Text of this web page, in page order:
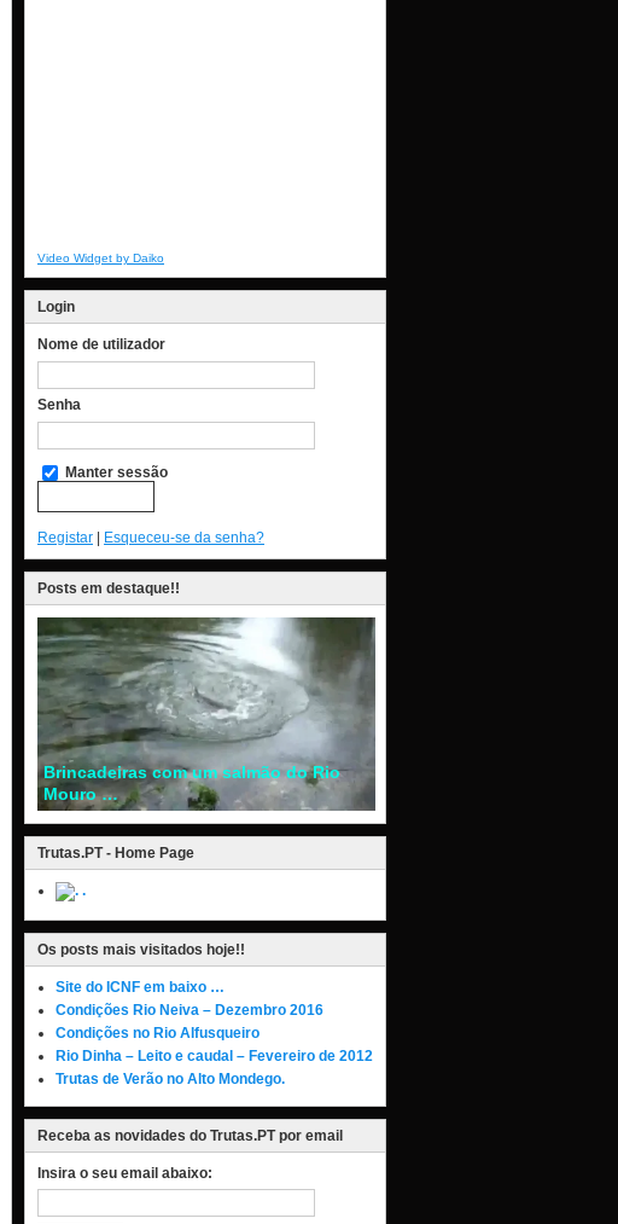
Video Widget by Daiko
Login
Nome de utilizador
Senha
Manter sessão
Registar | Esqueceu-se da senha?
Posts em destaque!!
Brincadeiras com um salmão do Rio
Mouro …
Trutas.PT - Home Page
.
Os posts mais visitados hoje!!
Site do ICNF em baixo …
Condições Rio Neiva – Dezembro 2016
Condições no Rio Alfusqueiro
Rio Dinha – Leito e caudal – Fevereiro de 2012
Trutas de Verão no Alto Mondego.
Receba as novidades do Trutas.PT por email
Insira o seu email abaixo: